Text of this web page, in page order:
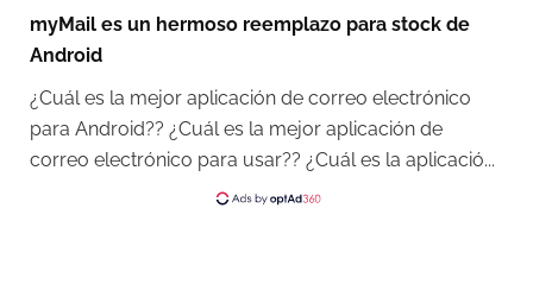
myMail es un hermoso reemplazo para stock de
Android
¿Cuál es la mejor aplicación de correo electrónico
para Android?? ¿Cuál es la mejor aplicación de
correo electrónico para usar?? ¿Cuál es la aplicació...